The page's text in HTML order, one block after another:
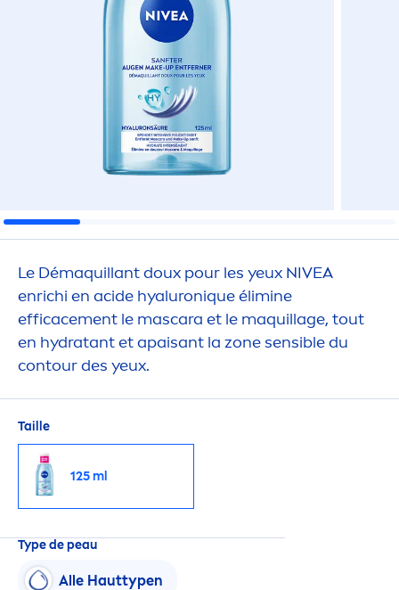
Le Démaquillant doux pour les yeux NIVEA
enrichi en acide hyaluronique élimine
efficacement le mascara et le maquillage, tout
en hydratant et apaisant la zone sensible du
contour des yeux.
Taille
125 ml
Type de peau
Alle Hauttypen